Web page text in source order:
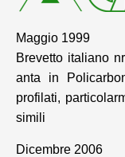
Maggio 1999
Brevetto italiano
anta in
profilati,
simili
Dicembre 2006